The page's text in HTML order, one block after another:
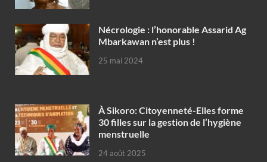
Nécrologie : l’honorable Assarid Ag
Mbarkawan n’est plus !
25 mai 2024
À Sikoro: Citoyenneté-Elles forme
30 filles sur la gestion de l’hygiène
menstruelle
24 août 2025